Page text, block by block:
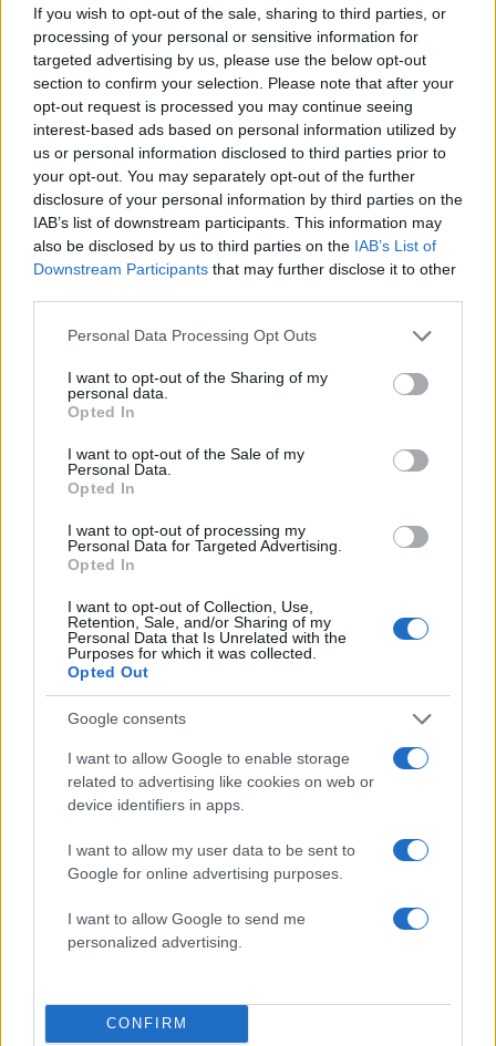
If you wish to opt-out of the sale, sharing to third parties, or
processing of your personal or sensitive information for
targeted advertising by us, please use the below opt-out
section to confirm your selection. Please note that after your
opt-out request is processed you may continue seeing
interest-based ads based on personal information utilized by
us or personal information disclosed to third parties prior to
your opt-out. You may separately opt-out of the further
disclosure of your personal information by third parties on the
IAB’s list of downstream participants. This information may
also be disclosed by us to third parties on the IAB’s List of
Downstream Participants that may further disclose it to other
Please note that this website/app uses one or more Google
not limited to your visit or usage behaviour. You may click to
grant or deny consent to Google and its third-party tags to
use your data for below specified purposes in below Google
consent section.
Personal Data Processing Opt Outs
I want to opt-out of the Sharing of my
personal data.
Opted In
I want to opt-out of the Sale of my
Personal Data.
Opted In
I want to opt-out of processing my
Personal Data for Targeted Advertising.
Opted In
I want to opt-out of Collection, Use,
Retention, Sale, and/or Sharing of my
Personal Data that Is Unrelated with the
Purposes for which it was collected.
Opted Out
Google consents
I want to allow Google to enable storage
related to advertising like cookies on web or
device identifiers in apps.
I want to allow my user data to be sent to
Google for online advertising purposes.
I want to allow Google to send me
personalized advertising.
CONFIRM
Σχόλια
Σχολίασε εδώ
50 /50
2000 /2000
Υποβολή σχολίου
Όροι Χρήσης . Το site προστατεύεται από reCAPTCHA, ισχύουν
Πολιτική Απορρήτου&Όροι Χρήσης της Google.
Share:
ενημερωθείτε πρώτοι για όλη την ειδησεογραφία και τα
τελευταία νέα
Τραγωδία στην Πάρο:
4χρονος βρέθηκε νεκρός
σε πισίνα
Πώς η
διέσωσε ανθρώπινες
από την
– Πάνω από 250
απομακρύνθηκαν
θαλάσσης